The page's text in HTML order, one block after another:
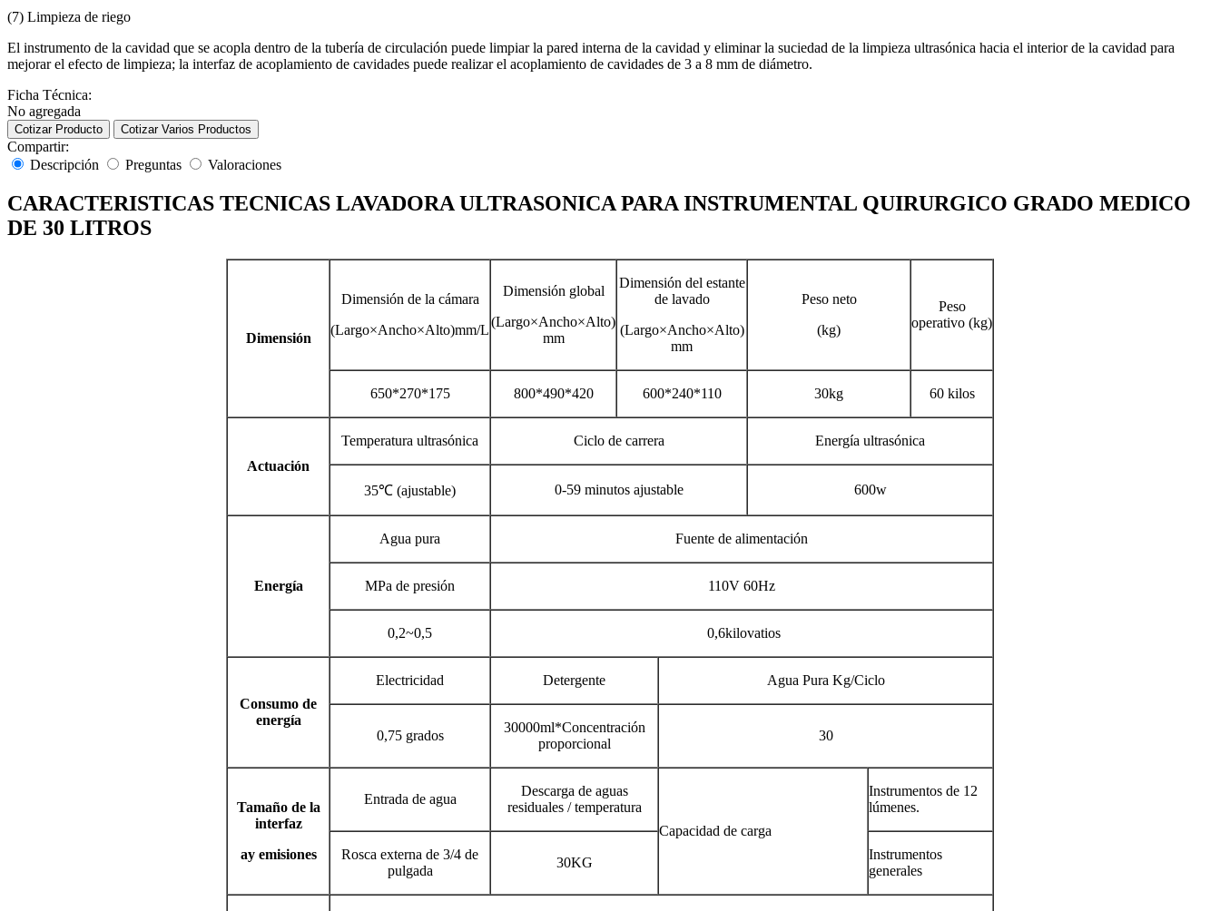
(7) Limpieza de riego
El instrumento de la cavidad que se acopla dentro de la tubería de circulación puede limpiar la pared interna de la cavidad y eliminar la suciedad de la limpieza ultrasónica hacia el interior de la cavidad para
mejorar el efecto de limpieza; la interfaz de acoplamiento de cavidades puede realizar el acoplamiento de cavidades de 3 a 8 mm de diámetro.
Ficha Técnica:
No agregada
Cotizar Producto Cotizar Varios Productos
Compartir:
Descripción
Preguntas Valoraciones
CARACTERISTICAS TECNICAS LAVADORA ULTRASONICA PARA INSTRUMENTAL QUIRURGICO GRADO MEDICO
DE 30 LITROS
Dimensión
Dimensión de la cámara
(Largo×Ancho×Alto)mm/L
Dimensión global
(Largo×Ancho×Alto)
mm
Dimensión del estante
de lavado
(Largo×Ancho×Alto)
mm
Peso neto
(kg)
Peso
operativo (kg)
650*270*175 800*490*420 600*240*110 30kg 60 kilos
Actuación
Temperatura ultrasónica Ciclo de carrera Energía ultrasónica
35℃ (ajustable) 0-59 minutos ajustable 600w
Energía
Agua pura Fuente de alimentación
MPa de presión 110V 60Hz
0,2~0,5 0,6kilovatios
Consumo de
energía
Electricidad Detergente Agua Pura Kg/Ciclo
0,75 grados
30000ml*Concentración
proporcional
30
Tamaño de la
interfaz
ay emisiones
Entrada de agua
Descarga de aguas
residuales / temperatura
Capacidad de carga
Instrumentos de 12
lúmenes.
Rosca externa de 3/4 de
pulgada
30KG
Instrumentos
generales